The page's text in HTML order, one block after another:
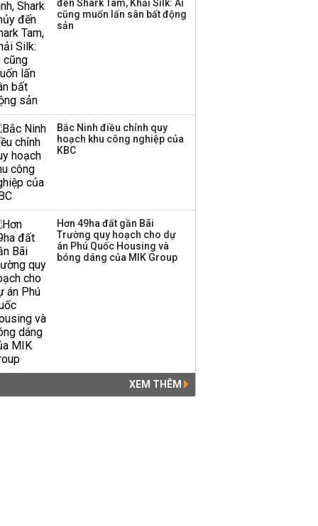
Thị trường thường
đến Shark Tam, Khải Silk: Ai
cũng muốn lấn sân bất động
sản
Bắc Ninh điều chỉnh quy
hoạch khu công nghiệp của
KBC
Hơn 49ha đất gần Bãi
Trường quy hoạch cho dự
án Phú Quốc Housing và
bóng dáng của MIK Group
XEM THÊM